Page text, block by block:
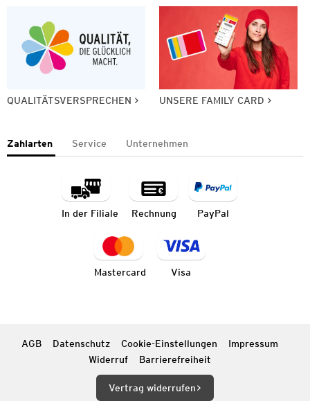
QUALITÄTSVERSPRECHEN UNSERE FAMILY CARD
Zahlarten Service Unternehmen
In der Filiale Rechnung PayPal
Mastercard Visa
AGB Datenschutz Cookie-Einstellungen
Impressum
Widerruf
Barrierefreiheit
Vertrag widerrufen